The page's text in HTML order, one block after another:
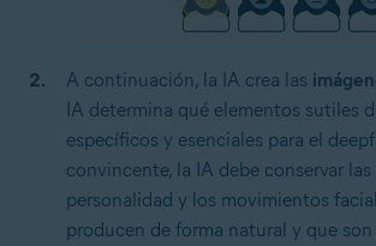
A continuación, la IA crea las
IA determina qué elementos sutiles
específicos y esenciales para el
convincente, la IA debe conservar
personalidad y los movimientos
producen de forma natural y que